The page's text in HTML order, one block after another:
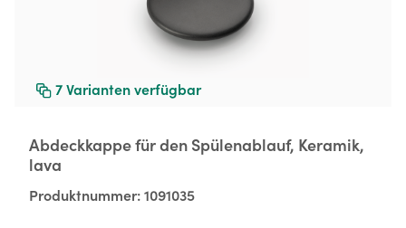
7 Varianten verfügbar
Abdeckkappe für den Spülenablauf, Keramik,
lava
Produktnummer:1091035